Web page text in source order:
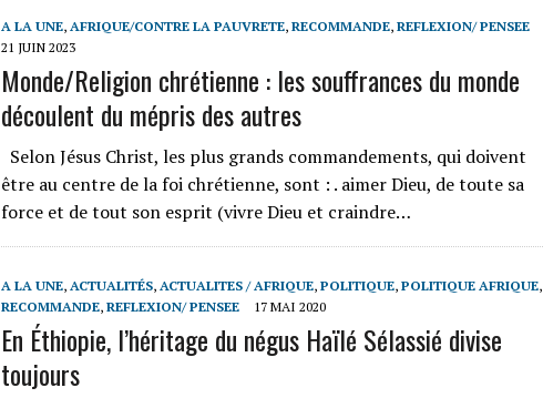
A LA UNE, AFRIQUE/CONTRE LA PAUVRETE, RECOMMANDE, REFLEXION/ PENSEE
21 JUIN 2023
Monde/Religion chrétienne : les souffrances du monde
découlent du mépris des autres
Selon Jésus Christ, les plus grands commandements, qui doivent
être au centre de la foi chrétienne, sont : . aimer Dieu, de toute sa
force et de tout son esprit (vivre Dieu et craindre…
A LA UNE, ACTUALITÉS, ACTUALITES / AFRIQUE, POLITIQUE, POLITIQUE AFRIQUE,
RECOMMANDE, REFLEXION/ PENSEE 17 MAI 2020
En Éthiopie, l’héritage du négus Haïlé Sélassié divise
toujours